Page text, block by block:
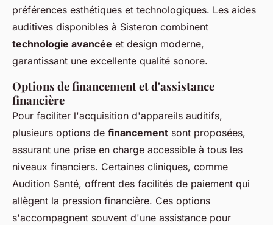
préférences esthétiques et technologiques. Les aides
auditives disponibles à Sisteron combinent
technologie avancée et design moderne,
garantissant une excellente qualité sonore.
Options de financement et d'assistance
financière
Pour faciliter l'acquisition d'appareils auditifs,
plusieurs options de financement sont proposées,
assurant une prise en charge accessible à tous les
niveaux financiers. Certaines cliniques, comme
Audition Santé, offrent des facilités de paiement qui
allègent la pression financière. Ces options
s'accompagnent souvent d'une assistance pour